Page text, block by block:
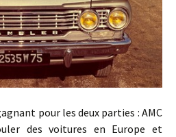
pour les deux parties : AMC
des voitures en Europe et